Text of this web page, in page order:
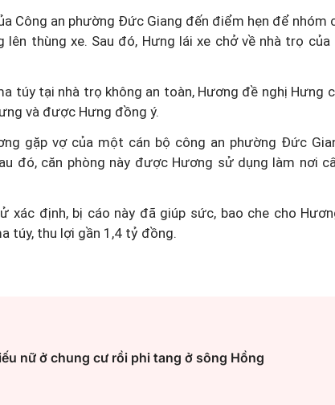
Công an phường Đức Giang đến điểm hẹn để nhóm
thùng xe. Sau đó, Hưng lái xe chở về nhà trọ
túy tại nhà trọ không an toàn, Hương đề nghị Hưng
và được Hưng đồng ý.
gặp vợ của một cán bộ công an phường Đức
đó, căn phòng này được Hương sử dụng làm nơi
xác định, bị cáo này đã giúp sức, bao che cho
túy, thu lợi gần 1,4 tỷ đồng.
nữ ở chung cư rồi phi tang ở sông Hồng
lý loạt quán
đêm
Quỳnh càng trân